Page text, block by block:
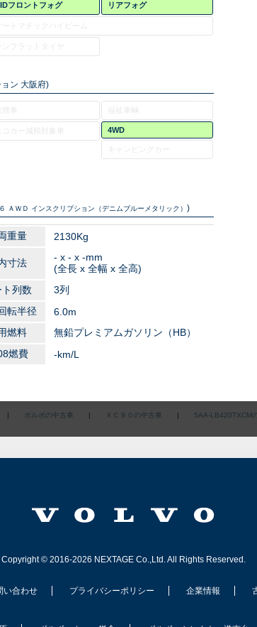
フロントフォグ リアフォグ
ートマチックハイビーム
ンフラットタイヤ
ン 大阪府)
コカー減税対象車 4WD
キャンピングカー
ＡＷＤ インスクリプション（デニムブルーメタリック） )
重量 2130Kg
寸法
- x - x -mm
(全長 x 全幅 x 全高)
ト列数
3列
転半径
6.0m
燃料
無鉛プレミアムガソリン（HB）
燃費 -km/L
| ボルボの中古車 | ＸＣ９０の中古車 | 5AA-LB420TXCM
Copyright © 2016-2026 NEXTAGE Co.,Ltd. All Rights Reserved.
い合わせ プライバシーポリシー 企業情報